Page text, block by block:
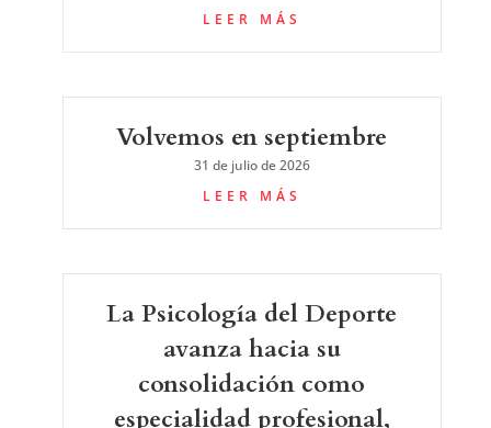
LEER MÁS
Volvemos en septiembre
31 de julio de 2026
LEER MÁS
La Psicología del Deporte
avanza hacia su
consolidación como
especialidad profesional,